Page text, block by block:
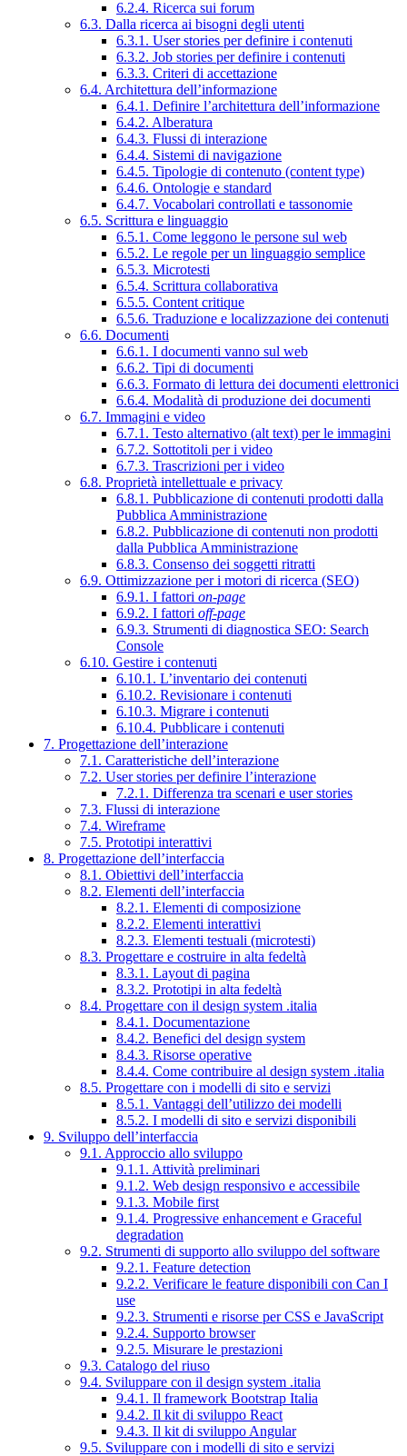
6.2.4. Ricerca sui forum
6.3. Dalla ricerca ai bisogni degli utenti
6.3.1. User stories per definire i contenuti
6.3.2. Job stories per definire i contenuti
6.3.3. Criteri di accettazione
6.4. Architettura dell’informazione
6.4.1. Definire l’architettura dell’informazione
6.4.2. Alberatura
6.4.3. Flussi di interazione
6.4.4. Sistemi di navigazione
6.4.5. Tipologie di contenuto (content type)
6.4.6. Ontologie e standard
6.4.7. Vocabolari controllati e tassonomie
6.5. Scrittura e linguaggio
6.5.1. Come leggono le persone sul web
6.5.2. Le regole per un linguaggio semplice
6.5.3. Microtesti
6.5.4. Scrittura collaborativa
6.5.5. Content critique
6.5.6. Traduzione e localizzazione dei contenuti
6.6. Documenti
6.6.1. I documenti vanno sul web
6.6.2. Tipi di documenti
6.6.3. Formato di lettura dei documenti elettronici
6.6.4. Modalità di produzione dei documenti
6.7. Immagini e video
6.7.1. Testo alternativo (alt text) per le immagini
6.7.2. Sottotitoli per i video
6.7.3. Trascrizioni per i video
6.8. Proprietà intellettuale e privacy
6.8.1. Pubblicazione di contenuti prodotti dalla
Pubblica Amministrazione
6.8.2. Pubblicazione di contenuti non prodotti
dalla Pubblica Amministrazione
6.8.3. Consenso dei soggetti ritratti
6.9. Ottimizzazione per i motori di ricerca (SEO)
6.9.1. I fattori on-page
6.9.2. I fattori off-page
6.9.3. Strumenti di diagnostica SEO: Search
Console
6.10. Gestire i contenuti
6.10.1. L’inventario dei contenuti
6.10.2. Revisionare i contenuti
6.10.3. Migrare i contenuti
6.10.4. Pubblicare i contenuti
7. Progettazione dell’interazione
7.1. Caratteristiche dell’interazione
7.2. User stories per definire l’interazione
7.2.1. Differenza tra scenari e user stories
7.3. Flussi di interazione
7.4. Wireframe
7.5. Prototipi interattivi
8. Progettazione dell’interfaccia
8.1. Obiettivi dell’interfaccia
8.2. Elementi dell’interfaccia
8.2.1. Elementi di composizione
8.2.2. Elementi interattivi
8.2.3. Elementi testuali (microtesti)
8.3. Progettare e costruire in alta fedeltà
8.3.1. Layout di pagina
8.3.2. Prototipi in alta fedeltà
8.4. Progettare con il design system .italia
8.4.1. Documentazione
8.4.2. Benefici del design system
8.4.3. Risorse operative
8.4.4. Come contribuire al design system .italia
8.5. Progettare con i modelli di sito e servizi
8.5.1. Vantaggi dell’utilizzo dei modelli
8.5.2. I modelli di sito e servizi disponibili
9. Sviluppo dell’interfaccia
9.1. Approccio allo sviluppo
9.1.1. Attività preliminari
9.1.2. Web design responsivo e accessibile
9.1.3. Mobile first
9.1.4. Progressive enhancement e Graceful
degradation
9.2. Strumenti di supporto allo sviluppo del software
9.2.1. Feature detection
9.2.2. Verificare le feature disponibili con Can I
use
9.2.3. Strumenti e risorse per CSS e JavaScript
9.2.4. Supporto browser
9.2.5. Misurare le prestazioni
9.3. Catalogo del riuso
9.4. Sviluppare con il design system .italia
9.4.1. Il framework Bootstrap Italia
9.4.2. Il kit di sviluppo React
9.4.3. Il kit di sviluppo Angular
9.5. Sviluppare con i modelli di sito e servizi